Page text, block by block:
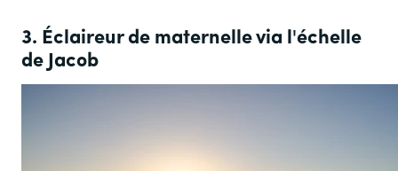
3. Éclaireur de maternelle via l'échelle
de Jacob